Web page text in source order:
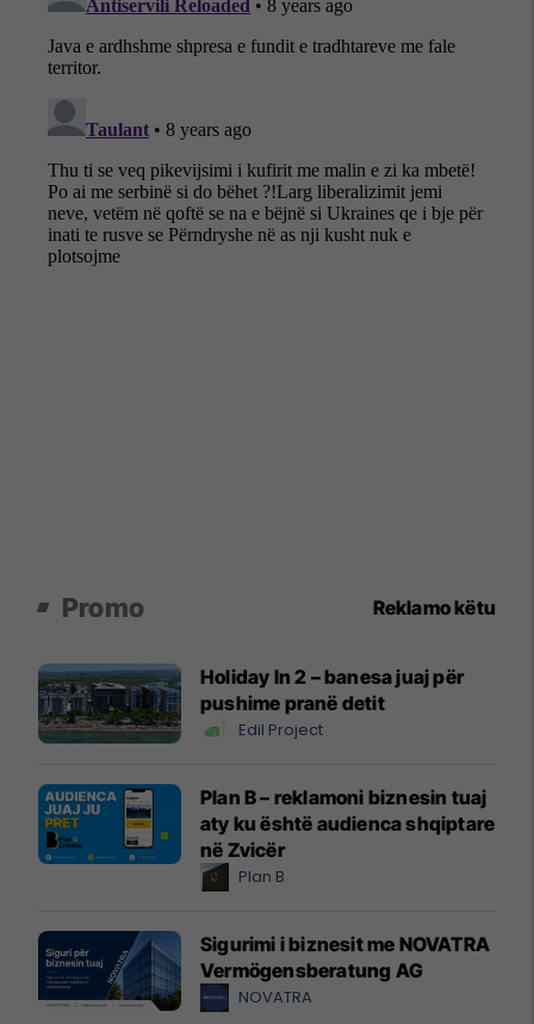
Promo Reklamo këtu
Holiday In 2 – banesa juaj për
pushime pranë detit
Edil Project
Plan B – reklamoni biznesin tuaj
aty ku është audienca shqiptare
në Zvicër
Plan B
Sigurimi i biznesit me NOVATRA
Vermögensberatung AG
NOVATRA